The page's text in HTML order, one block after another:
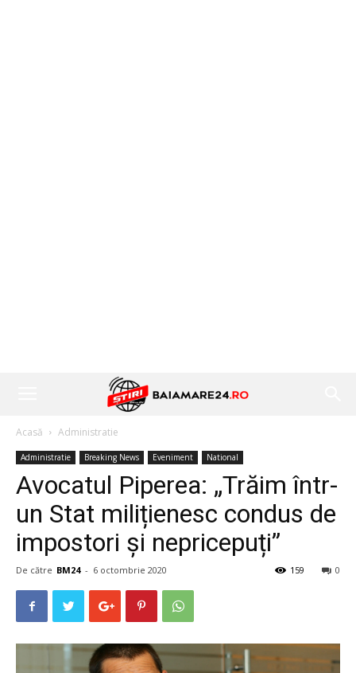
Acasă Administratie
Administratie Breaking News Eveniment National
Avocatul Piperea: „Trăim într-
un Stat milițienesc condus de
impostori și nepricepuți”
De către BM24 - 6 octombrie 2020 0
159